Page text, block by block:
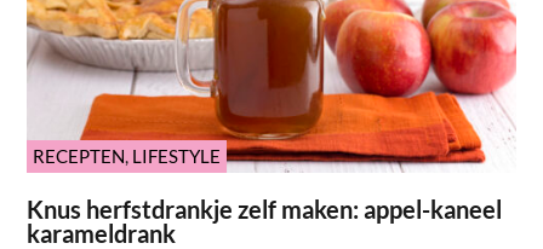
RECEPTEN, LIFESTYLE
Knus herfstdrankje zelf maken: appel-kaneel
karameldrank